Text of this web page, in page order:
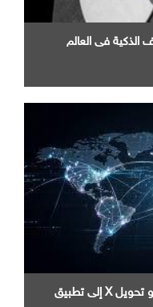
في العالم
إطلاق " XChat " في خطوة جديدة نحو تحويل X إلى تطبيق